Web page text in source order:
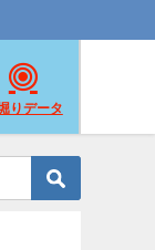
りデータ